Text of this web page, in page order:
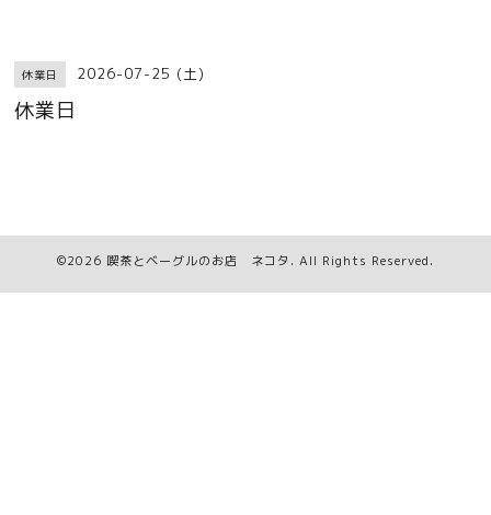
休業日 2026-07-25 (土)
休業日
©2026 喫茶とベーグルのお店 ネコタ . All Rights Reserved.